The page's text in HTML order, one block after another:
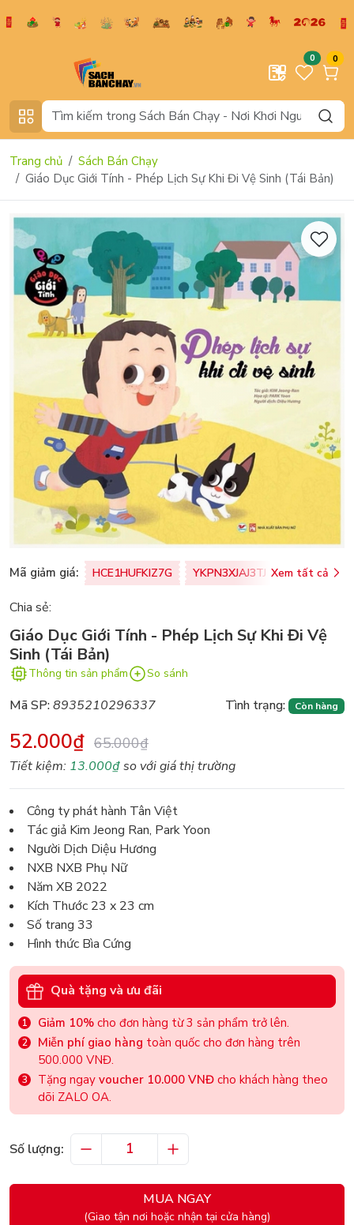
0 0
Trang chủ
Sách Bán Chạy
Giáo Dục Giới Tính - Phép Lịch Sự Khi Đi Vệ Sinh (Tái Bản)
Mã giảm giá: HCE1HUFKIZ7G YKPN3XJAJ3TJ Xem tất cả
Chia sẻ:
Giáo Dục Giới Tính - Phép Lịch Sự Khi Đi Vệ
Sinh (Tái Bản)
Thông tin sản phẩm So sánh
Mã SP:8935210296337 Tình trạng: Còn hàng
52.000₫ 65.000₫
Tiết kiệm: 13.000₫so với giá thị trường
Công ty phát hành Tân Việt
Tác giả Kim Jeong Ran, Park Yoon
Người Dịch Diệu Hương
NXB NXB Phụ Nữ
Năm XB 2022
Kích Thước 23 x 23 cm
Số trang 33
Hình thức Bìa Cứng
Quà tặng và ưu đãi
Giảm 10% cho đơn hàng từ 3 sản phẩm trở lên.
Miễn phí giao hàng toàn quốc cho đơn hàng trên
500.000 VNĐ.
Tặng ngay voucher 10.000 VNĐ cho khách hàng theo
dõi ZALO OA.
Số lượng:
MUA NGAY
(Giao tận nơi hoặc nhận tại cửa hàng)